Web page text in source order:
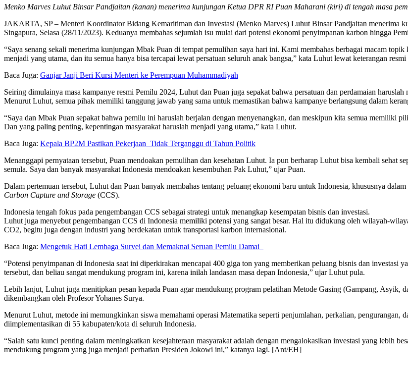
Menko Marves Luhut Binsar Pandjaitan (kanan) menerima kunjungan Ketua DPR RI Puan Maharani (kiri) di tengah masa
JAKARTA, SP – Menteri Koordinator Bidang Kemaritiman dan Investasi (Menko Marves) Luhut Binsar Pandjaitan menerima
Singapura, Selasa (28/11/2023). Keduanya membahas sejumlah isu mulai dari potensi ekonomi penyimpanan karbon hingga
“Saya senang sekali menerima kunjungan Mbak Puan di tempat pemulihan saya hari ini. Kami membahas berbagai macam
menjadi yang utama, dan itu semua hanya bisa tercapai lewat persatuan seluruh anak bangsa,” kata Luhut lewat keterangan
Baca Juga: Ganjar Janji Beri Kursi Menteri ke Perempuan Muhammadiyah
Seiring dimulainya masa kampanye resmi Pemilu 2024, Luhut dan Puan juga sepakat bahwa persatuan dan perdamaian haruslah
Menurut Luhut, semua pihak memiliki tanggung jawab yang sama untuk memastikan bahwa kampanye berlangsung dalam
“Saya dan Mbak Puan sepakat bahwa pemilu ini haruslah berjalan dengan menyenangkan, dan meskipun kita semua memiliki
Dan yang paling penting, kepentingan masyarakat haruslah menjadi yang utama,” kata Luhut.
Baca Juga: Kepala BP2M Pastikan Pekerjaan Tidak Terganggu di Tahun Politik
Menanggapi pernyataan tersebut, Puan mendoakan pemulihan dan kesehatan Luhut. Ia pun berharap Luhut bisa kembali sehat
semula. Saya dan banyak masyarakat Indonesia mendoakan kesembuhan Pak Luhut,” ujar Puan.
Dalam pertemuan tersebut, Luhut dan Puan banyak membahas tentang peluang ekonomi baru untuk Indonesia, khususnya
Carbon Capture and Storage (CCS).
Indonesia tengah fokus pada pengembangan CCS sebagai strategi untuk menangkap kesempatan bisnis dan investasi.
Luhut juga menyebut pengembangan CCS di Indonesia memiliki potensi yang sangat besar. Hal itu didukung oleh wilayah-
CO2, begitu juga dengan industri yang berdekatan untuk transportasi karbon internasional.
Baca Juga: Mengetuk Hati Lembaga Survei dan Memaknai Seruan Pemilu Damai
“Potensi penyimpanan di Indonesia saat ini diperkirakan mencapai 400 giga ton yang memberikan peluang bisnis dan investasi
tersebut, dan beliau sangat mendukung program ini, karena inilah landasan masa depan Indonesia,” ujar Luhut pula.
Lebih lanjut, Luhut juga menitipkan pesan kepada Puan agar mendukung program pelatihan Metode Gasing (Gampang, Asyik,
dikembangkan oleh Profesor Yohanes Surya.
Menurut Luhut, metode ini memungkinkan siswa memahami operasi Matematika seperti penjumlahan, perkalian, pengurangan,
diimplementasikan di 55 kabupaten/kota di seluruh Indonesia.
“Salah satu kunci penting dalam meningkatkan kesejahteraan masyarakat adalah dengan mengalokasikan investasi yang lebih
mendukung program yang juga menjadi perhatian Presiden Jokowi ini,” katanya lagi. [Ant/EH]